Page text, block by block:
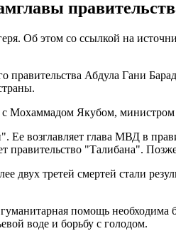
Об этом со ссылкой на
правительства Абдула Гани
Мохаммадом Якубом, министром
возглавляет глава МВД в
"Талибана".
двух третей смертей стали
помощь
воде и борьбу с голодом.